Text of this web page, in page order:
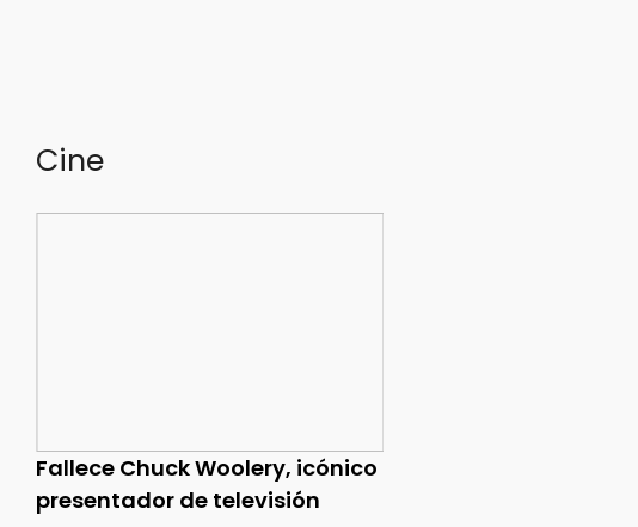
Cine
Fallece Chuck Woolery, icónico
presentador de televisión